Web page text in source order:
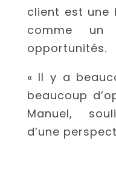
client est une
comme un
opportunités.
« Il y a
beaucoup
Manuel,
d’une